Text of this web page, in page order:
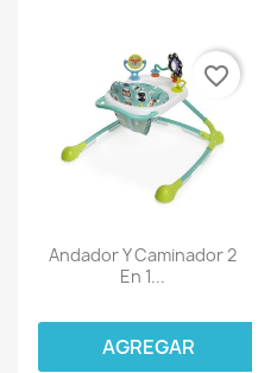
Andador Y Caminador 2
En 1...
AGREGAR
favorite_border